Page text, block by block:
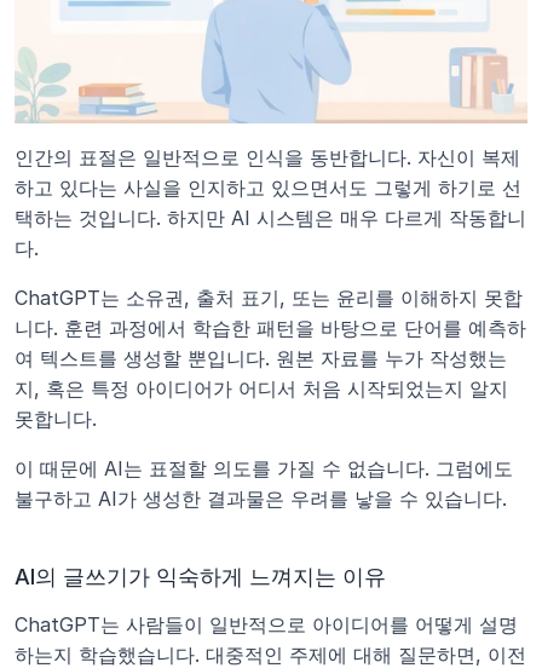
인간의 표절은 일반적으로 인식을 동반합니다. 자신이 복제
하고 있다는 사실을 인지하고 있으면서도 그렇게 하기로 선
택하는 것입니다. 하지만 AI 시스템은 매우 다르게 작동합니
다.
ChatGPT는 소유권, 출처 표기, 또는 윤리를 이해하지 못합
니다. 훈련 과정에서 학습한 패턴을 바탕으로 단어를 예측하
여 텍스트를 생성할 뿐입니다. 원본 자료를 누가 작성했는
지, 혹은 특정 아이디어가 어디서 처음 시작되었는지 알지
못합니다.
이 때문에 AI는 표절할 의도를 가질 수 없습니다. 그럼에도
불구하고 AI가 생성한 결과물은 우려를 낳을 수 있습니다.
AI의 글쓰기가 익숙하게 느껴지는 이유
ChatGPT는 사람들이 일반적으로 아이디어를 어떻게 설명
하는지 학습했습니다. 대중적인 주제에 대해 질문하면, 이전